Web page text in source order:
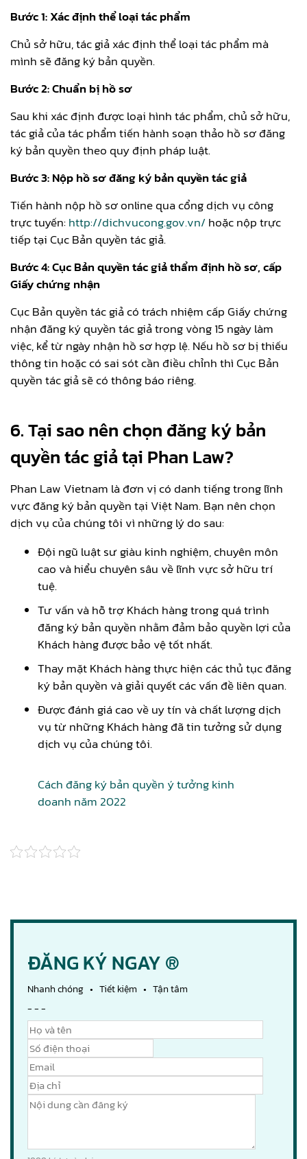
Bước 1: Xác định thể loại tác phẩm
Chủ sở hữu, tác giả xác định thể loại tác phẩm mà
mình sẽ đăng ký bản quyền.
Bước 2: Chuẩn bị hồ sơ
Sau khi xác định được loại hình tác phẩm, chủ sở hữu,
tác giả của tác phẩm tiến hành soạn thảo hồ sơ đăng
ký bản quyền theo quy định pháp luật.
Bước 3: Nộp hồ sơ đăng ký bản quyền tác giả
Tiến hành nộp hồ sơ online qua cổng dịch vụ công
trực tuyến: http://dichvucong.gov.vn/ hoặc nộp trực
tiếp tại Cục Bản quyền tác giả.
Bước 4: Cục Bản quyền tác giả thẩm định hồ sơ, cấp
Giấy chứng nhận
Cục Bản quyền tác giả có trách nhiệm cấp Giấy chứng
nhận đăng ký quyền tác giả trong vòng 15 ngày làm
việc, kể từ ngày nhận hồ sơ hợp lệ. Nếu hồ sơ bị thiếu
thông tin hoặc có sai sót cần điều chỉnh thì Cục Bản
quyền tác giả sẽ có thông báo riêng.
6. Tại sao nên chọn đăng ký bản
quyền tác giả tại Phan Law?
Phan Law Vietnam là đơn vị có danh tiếng trong lĩnh
vực đăng ký bản quyền tại Việt Nam. Bạn nên chọn
dịch vụ của chúng tôi vì những lý do sau:
Đội ngũ luật sư giàu kinh nghiệm, chuyên môn
cao và hiểu chuyên sâu về lĩnh vực sở hữu trí
tuệ.
Tư vấn và hỗ trợ Khách hàng trong quá trình
đăng ký bản quyền nhằm đảm bảo quyền lợi của
Khách hàng được bảo vệ tốt nhất.
Thay mặt Khách hàng thực hiện các thủ tục đăng
ký bản quyền và giải quyết các vấn đề liên quan.
Được đánh giá cao về uy tín và chất lượng dịch
vụ từ những Khách hàng đã tin tưởng sử dụng
dịch vụ của chúng tôi.
Cách đăng ký bản quyền ý tưởng kinh
doanh năm 2022
ĐĂNG KÝ NGAY ®
Nhanh chóng • Tiết kiệm • Tận tâm
- - -